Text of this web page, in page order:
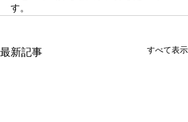
す。
最新記事 すべて表示